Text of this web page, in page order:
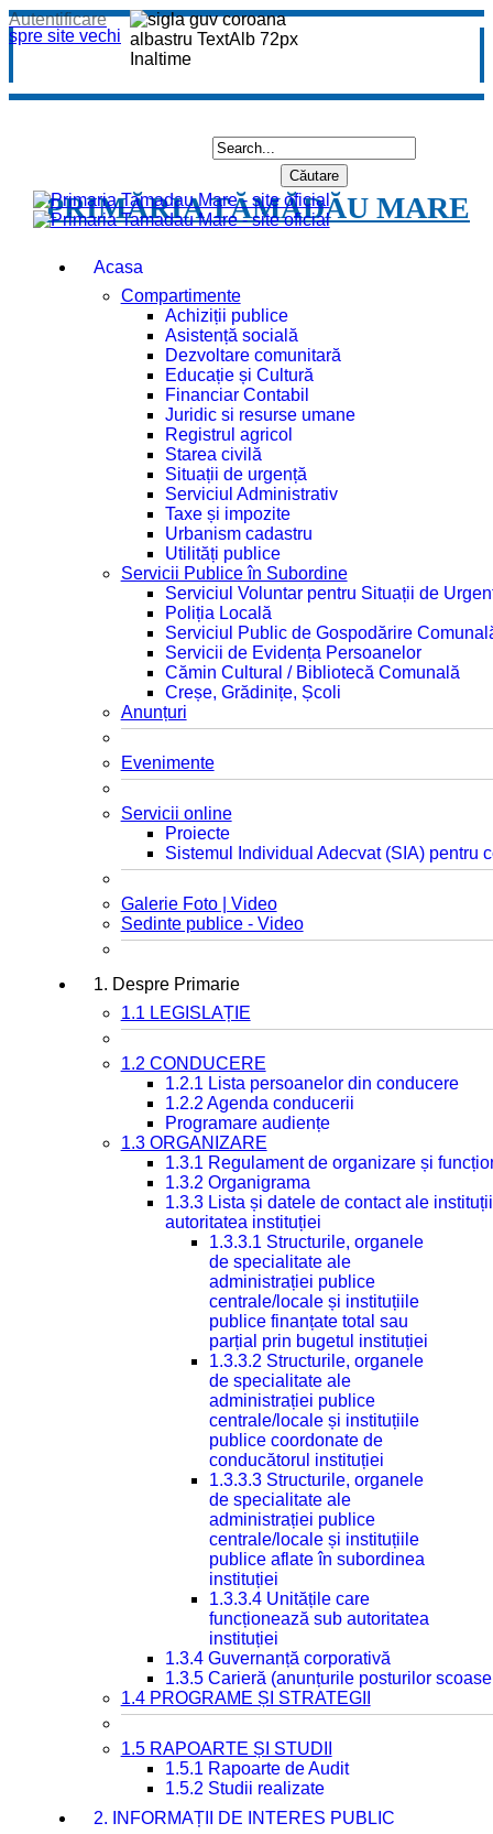
spre site vechi
Autentificare
PRIMĂRIA TĂMĂDĂU MARE
Acasa
Compartimente
Achiziții publice
Asistență socială
Dezvoltare comunitară
Educație și Cultură
Financiar Contabil
Juridic si resurse umane
Registrul agricol
Starea civilă
Situații de urgență
Serviciul Administrativ
Taxe și impozite
Urbanism cadastru
Utilități publice
Servicii Publice în Subordine
Serviciul Voluntar pentru Situații de
Poliția Locală
Serviciul Public de Gospodărire
Servicii de Evidența Persoanelor
Cămin Cultural / Bibliotecă Comunală
Creșe, Grădinițe, Școli
Anunțuri
Evenimente
Servicii online
Proiecte
Sistemul Individual Adecvat (SIA) pentru
Galerie Foto | Video
Sedinte publice - Video
1. Despre Primarie
1.1 LEGISLAȚIE
1.2 CONDUCERE
1.2.1 Lista persoanelor din conducere
1.2.2 Agenda conducerii
Programare audiențe
1.3 ORGANIZARE
1.3.1 Regulament de organizare și
1.3.2 Organigrama
1.3.3 Lista și datele de contact ale
autoritatea instituției
1.3.3.1 Structurile, organele
de specialitate ale
administrației publice
centrale/locale și instituțiile
publice finanțate total sau
parțial prin bugetul instituției
1.3.3.2 Structurile, organele
de specialitate ale
administrației publice
centrale/locale și instituțiile
publice coordonate de
conducătorul instituției
1.3.3.3 Structurile, organele
de specialitate ale
administrației publice
centrale/locale și instituțiile
publice aflate în subordinea
instituției
1.3.3.4 Unitățile care
funcționează sub autoritatea
instituției
1.3.4 Guvernanță corporativă
1.3.5 Carieră (anunțurile posturilor
1.4 PROGRAME ȘI STRATEGII
1.5 RAPOARTE ȘI STUDII
1.5.1 Rapoarte de Audit
1.5.2 Studii realizate
2. INFORMAȚII DE INTERES PUBLIC